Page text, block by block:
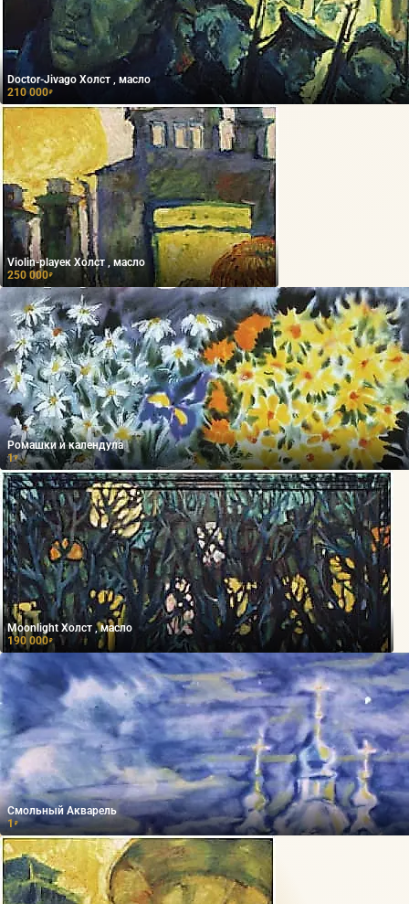
Doctor-Jivago Холст , масло
210 000₽
Violin-playeк Холст , масло
250 000₽
Ромашки и календула
1₽
Moonlight Холст , масло
190 000₽
Смольный Акварель
1₽